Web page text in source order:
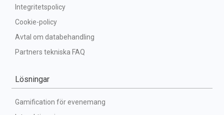
Integritetspolicy
Cookie-policy
Avtal om databehandling
Partners tekniska FAQ
Lösningar
Gamification för evenemang